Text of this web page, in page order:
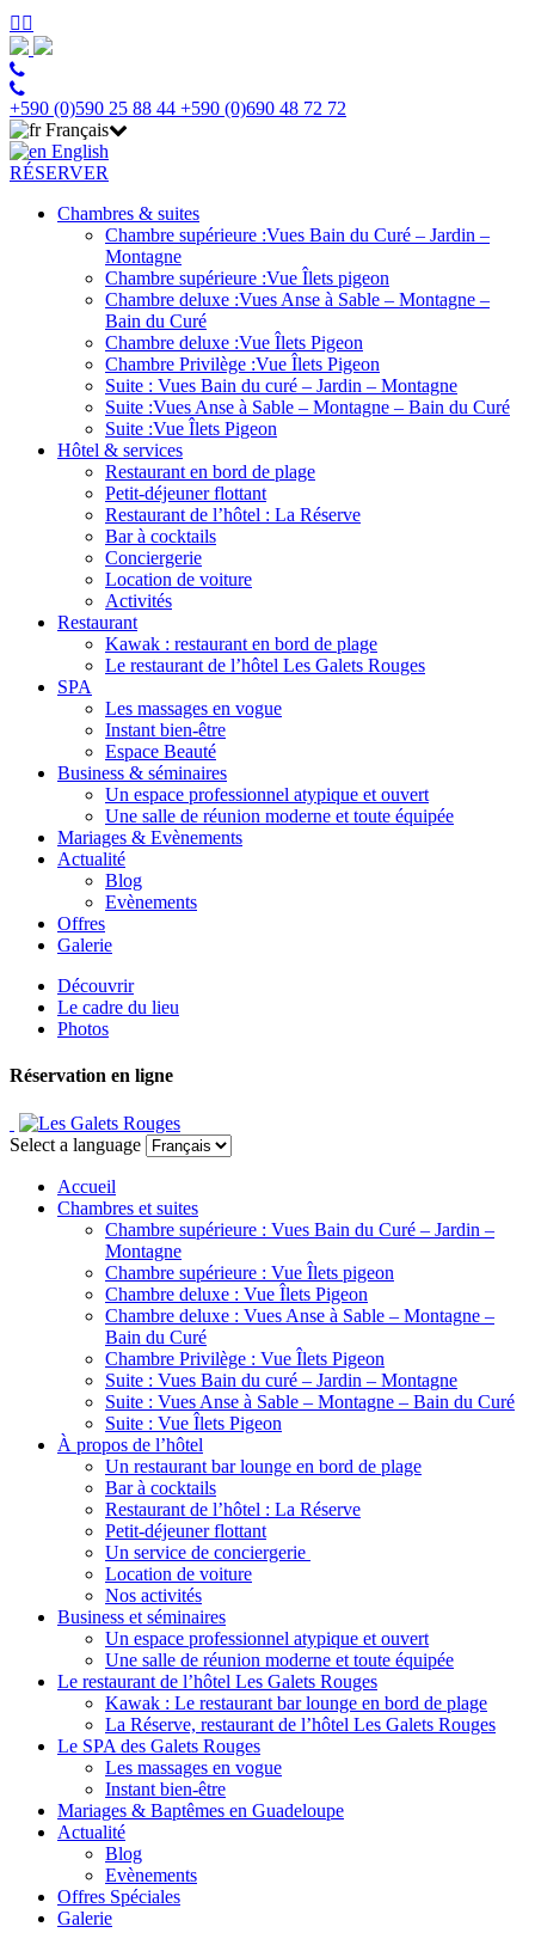
+590 (0)590 25 88 44 +590 (0)690 48 72 72
Français
English
RÉSERVER
Chambres & suites
Chambre supérieure :Vues Bain du Curé – Jardin –
Montagne
Chambre supérieure :Vue Îlets pigeon
Chambre deluxe :Vues Anse à Sable – Montagne –
Bain du Curé
Chambre deluxe :Vue Îlets Pigeon
Chambre Privilège :Vue Îlets Pigeon
Suite : Vues Bain du curé – Jardin – Montagne
Suite :Vues Anse à Sable – Montagne – Bain du Curé
Suite :Vue Îlets Pigeon
Hôtel & services
Restaurant en bord de plage
Petit-déjeuner flottant
Restaurant de l’hôtel : La Réserve
Bar à cocktails
Conciergerie
Location de voiture
Activités
Restaurant
Kawak : restaurant en bord de plage
Le restaurant de l’hôtel Les Galets Rouges
SPA
Les massages en vogue
Instant bien-être
Espace Beauté
Business & séminaires
Un espace professionnel atypique et ouvert
Une salle de réunion moderne et toute équipée
Mariages & Evènements
Actualité
Blog
Evènements
Offres
Galerie
Découvrir
Le cadre du lieu
Photos
Réservation en ligne
Select a language
Accueil
Chambres et suites
Chambre supérieure : Vues Bain du Curé – Jardin –
Montagne
Chambre supérieure : Vue Îlets pigeon
Chambre deluxe : Vue Îlets Pigeon
Chambre deluxe : Vues Anse à Sable – Montagne –
Bain du Curé
Chambre Privilège : Vue Îlets Pigeon
Suite : Vues Bain du curé – Jardin – Montagne
Suite : Vues Anse à Sable – Montagne – Bain du Curé
Suite : Vue Îlets Pigeon
À propos de l’hôtel
Un restaurant bar lounge en bord de plage
Bar à cocktails
Restaurant de l’hôtel : La Réserve
Petit-déjeuner flottant
Un service de conciergerie
Location de voiture
Nos activités
Business et séminaires
Un espace professionnel atypique et ouvert
Une salle de réunion moderne et toute équipée
Le restaurant de l’hôtel Les Galets Rouges
Kawak : Le restaurant bar lounge en bord de plage
La Réserve, restaurant de l’hôtel Les Galets Rouges
Le SPA des Galets Rouges
Les massages en vogue
Instant bien-être
Mariages & Baptêmes en Guadeloupe
Actualité
Blog
Evènements
Offres Spéciales
Galerie